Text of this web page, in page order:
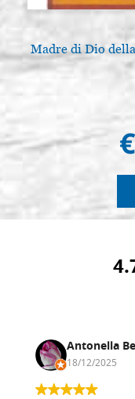
Madre di Dio
Antonella
18/12/2025